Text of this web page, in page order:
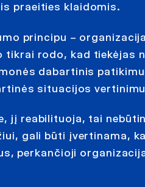
praeities klaidomis.
principu –
rodo, kad tiekėjas
dabartinis
situacijos
jį reabilituoja, tai
gali būti įvertinama,
perkančioji